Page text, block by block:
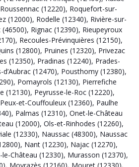
Roussennac (12220), Roquefort-sur-
(12000), Rodelle (12340), Rivière-sur-
(46500), Rignac (12390), Rieupeyroux
, Recoules-Prévinquières (12150),
(12800), Pruines (12320), Privezac
(12350), Pradinas (12240), Prades-
d’Aubrac (12470), Pousthomy (12380),
, Pomayrols (12130), Pierrefiche
(12130), Peyrusse-le-Roc (12220),
Peux-et-Couffouleux (12360), Paulhe
, Palmas (12310), Onet-le-Château
(12000), Ols-et-Rinhodes (12260),
(12330), Naussac (48300), Naussac
, Nant (12230), Najac (12270),
Château (12330), Murasson (12370),